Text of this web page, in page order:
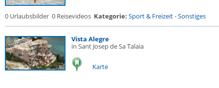
0 Urlaubsbilder 0 Reisevideos Kategorie: Sport & Freizeit-Sonstiges
Vista Alegre
in Sant Josep de Sa Talaia
Karte